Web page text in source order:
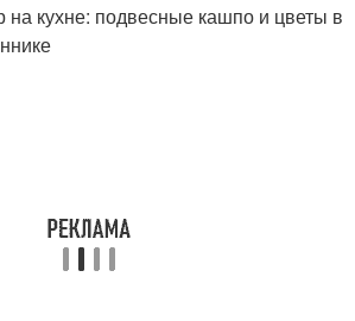
на кухне: подвесные кашпо и цветы в